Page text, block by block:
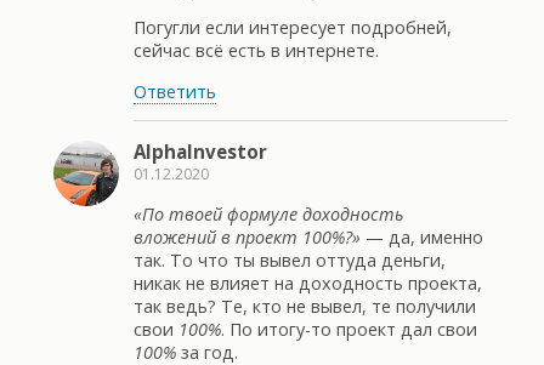
Погугли если интересует подробней,
сейчас всё есть в интернете.
Ответить
AlphaInvestor
01.12.2020
«По твоей формуле доходность
вложений в проект 100%?» — да, именно
так. То что ты вывел оттуда деньги,
никак не влияет на доходность проекта,
так ведь? Те, кто не вывел, те получили
свои 100%. По итогу-то проект дал свои
100% за год.